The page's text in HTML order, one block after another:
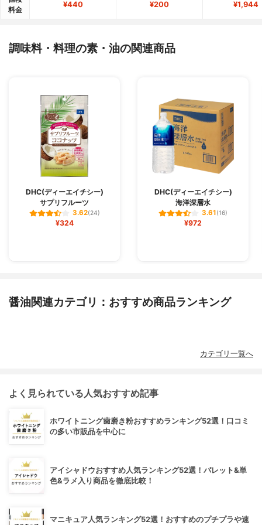
料金
¥440 ¥200 ¥1,944
調味料・料理の素・油の関連商品
DHC(ディーエイチシー)
サプリフルーツ
3.62(24)
¥324
DHC(ディーエイチシー)
海洋深層水
3.61(16)
¥972
醤油関連カテゴリ：おすすめ商品ランキング
カテゴリ一覧へ
よく見られている人気おすすめ記事
ホワイトニング歯磨き粉おすすめランキング52選！口コミ
の多い市販品を中心に
アイシャドウおすすめ人気ランキング52選！パレット&単
色&ラメ入り商品を徹底比較！
マニキュア人気ランキング52選！おすすめのプチプラや速